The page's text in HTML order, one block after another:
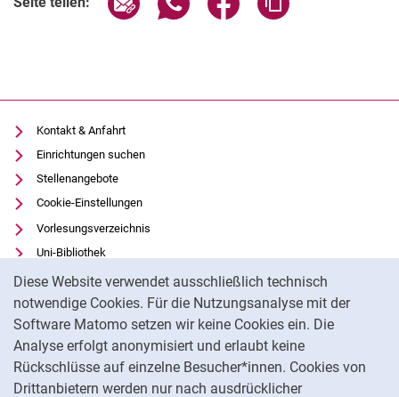
Diese Website verwendet ausschließlich technisch
notwendige Cookies. Für die Nutzungsanalyse mit der
Software Matomo setzen wir keine Cookies ein. Die
Analyse erfolgt anonymisiert und erlaubt keine
Rückschlüsse auf einzelne Besucher*innen. Cookies von
Drittanbietern werden nur nach ausdrücklicher
Kontakt & Anfahrt
Einrichtungen suchen
Stellenangebote
Cookie-Einstellungen
Vorlesungsverzeichnis
Uni-Bibliothek
Moodle
Panopto
Datenschutz
Barrierefreiheit
Transparenter KI-Einsatz